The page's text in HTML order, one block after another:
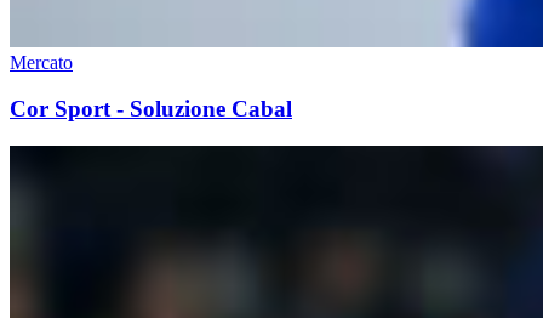
Mercato
Cor Sport - Soluzione Cabal